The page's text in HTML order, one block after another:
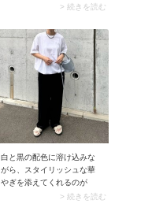
生地が使われていることが
が特徴。防寒性に優れ、秋
冬シーズンに欠かせないデ
ザインです。筒状の長いタ
ートルネックは折り返して
着るのが一般的ですが、そ
のままクシュクシュたるま
せて着ても素敵。
> 続きを読む
白と黒の配色に溶け込みな
がら、スタイリッシュな華
やぎを添えてくれるのが
「シルバーのバッグ」。メ
> 続きを読む